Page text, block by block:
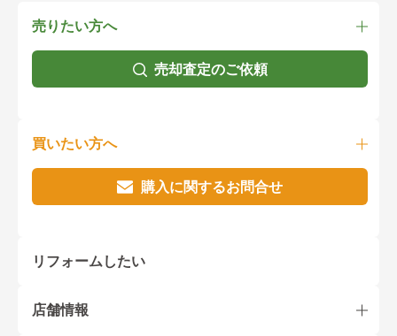
売りたい方へ
売却査定のご依頼
買いたい方へ
購入に関するお問合せ
リフォームしたい
店舗情報